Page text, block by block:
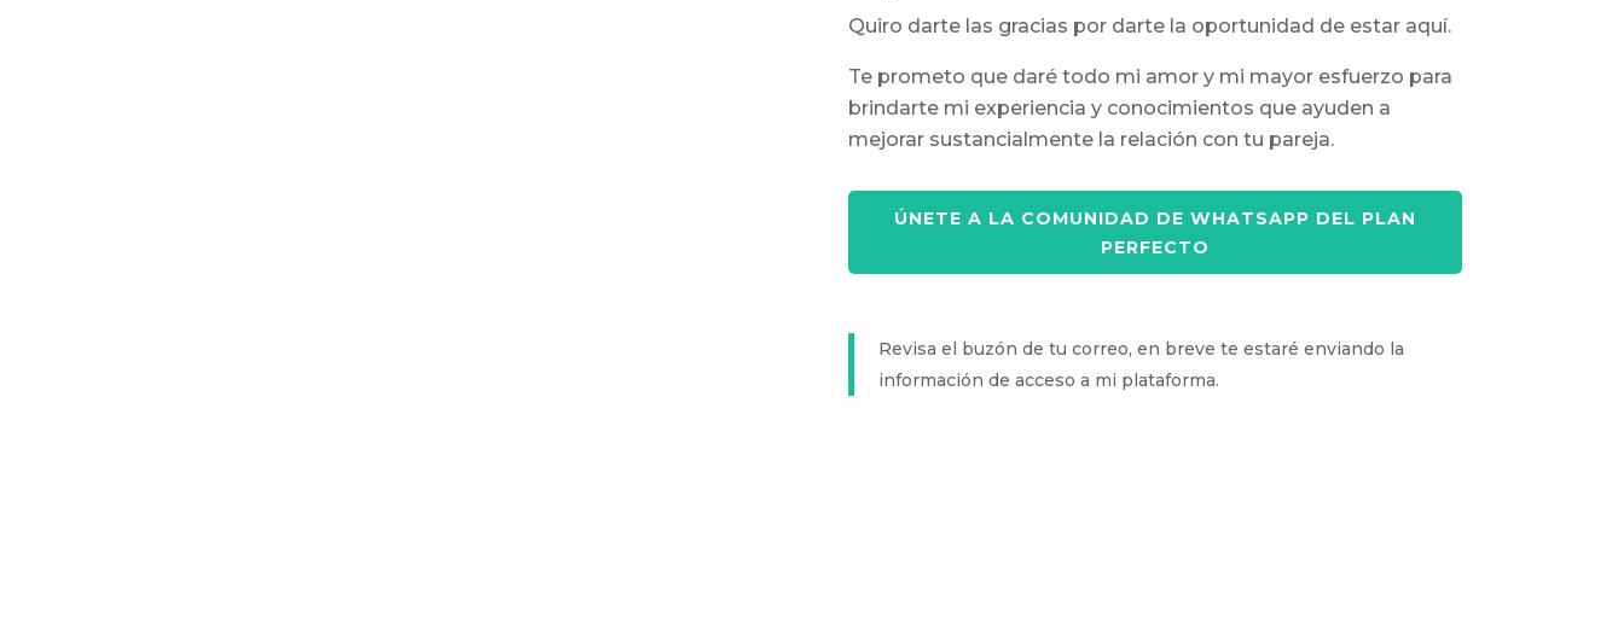
Quiro darte las gracias por darte la oportunidad de estar aquí.
Te prometo que daré todo mi amor y mi mayor esfuerzo para
brindarte mi experiencia y conocimientos que ayuden a
mejorar sustancialmente la relación con tu pareja.
ÚNETE A LA COMUNIDAD DE WHATSAPP DEL PLAN
PERFECTO
Revisa el buzón de tu correo, en breve te estaré enviando la
información de acceso a mi plataforma.